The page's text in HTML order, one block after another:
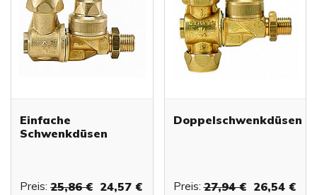
Einfache
Schwenkdüsen
Preis: 25,86 € 24,57 €
Doppelschwenkdüsen
Preis: 27,94 € 26,54 €